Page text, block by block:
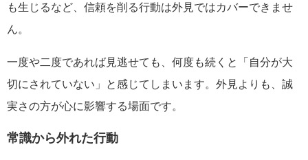
も生じるなど、信頼を削る行動は外見ではカバーできませ
ん。
一度や二度であれば見逃せても、何度も続くと「自分が大
切にされていない」と感じてしまいます。外見よりも、誠
実さの方が心に影響する場面です。
常識から外れた行動